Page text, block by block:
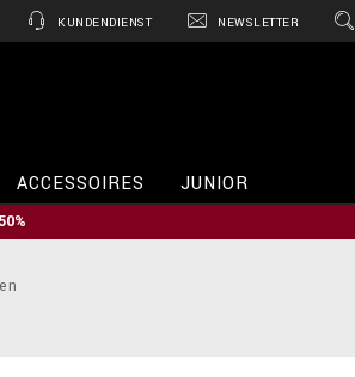
KUNDENDIENST NEWSLETTER
ACCESSOIRES JUNIOR